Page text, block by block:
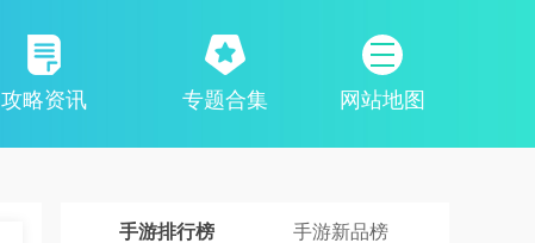
网站地图
攻略资讯 专题合集
手游排行榜 手游新品榜